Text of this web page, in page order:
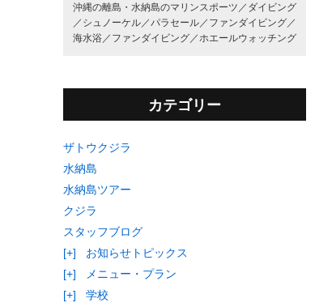
沖縄の離島・水納島のマリンスポーツ／ ダイビング
／ シュノーケル／ パラセール／ ファンダイビング／
海水浴／ ファンダイビング／ ホエールウォッチング
カテゴリー
ザトウクジラ
水納島
水納島ツアー
クジラ
スタッフブログ
[+]
お知らせトピックス
[+]
メニュー・プラン
[+]
学校